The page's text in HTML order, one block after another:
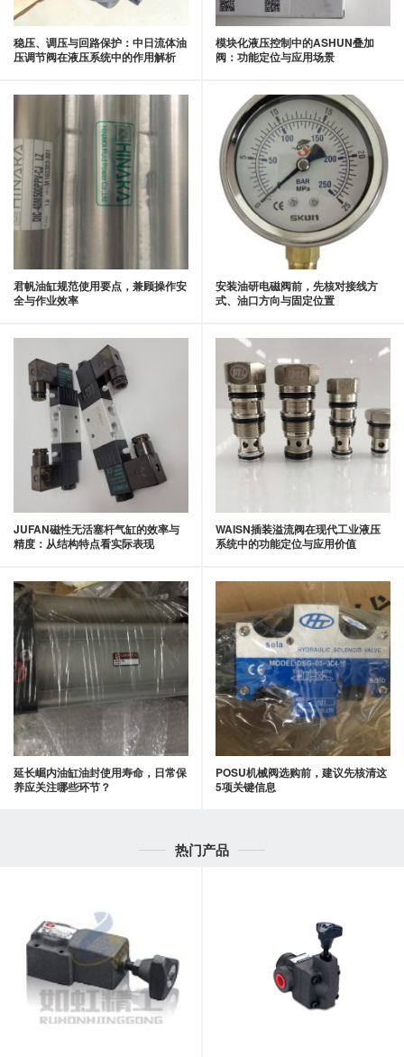
稳压、调压与回路保护：中日流体油
压调节阀在液压系统中的作用解析
模块化液压控制中的ASHUN叠加
阀：功能定位与应用场景
君帆油缸规范使用要点，兼顾操作安
全与作业效率
安装油研电磁阀前，先核对接线方
式、油口方向与固定位置
JUFAN磁性无活塞杆气缸的效率与
精度：从结构特点看实际表现
WAISN插装溢流阀在现代工业液压
系统中的功能定位与应用价值
延长崛内油缸油封使用寿命，日常保
养应关注哪些环节？
POSU机械阀选购前，建议先核清这
5项关键信息
热门产品